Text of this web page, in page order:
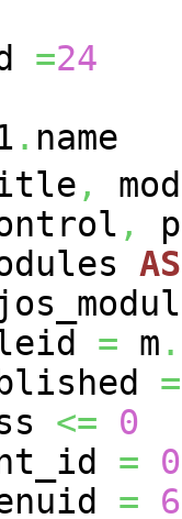
=24
. name
,
,
AS
= m .
=
<=
0
=
0
=